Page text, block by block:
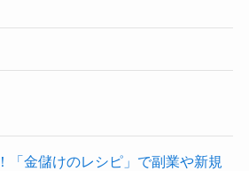
「金儲けのレシピ」で副業や新規